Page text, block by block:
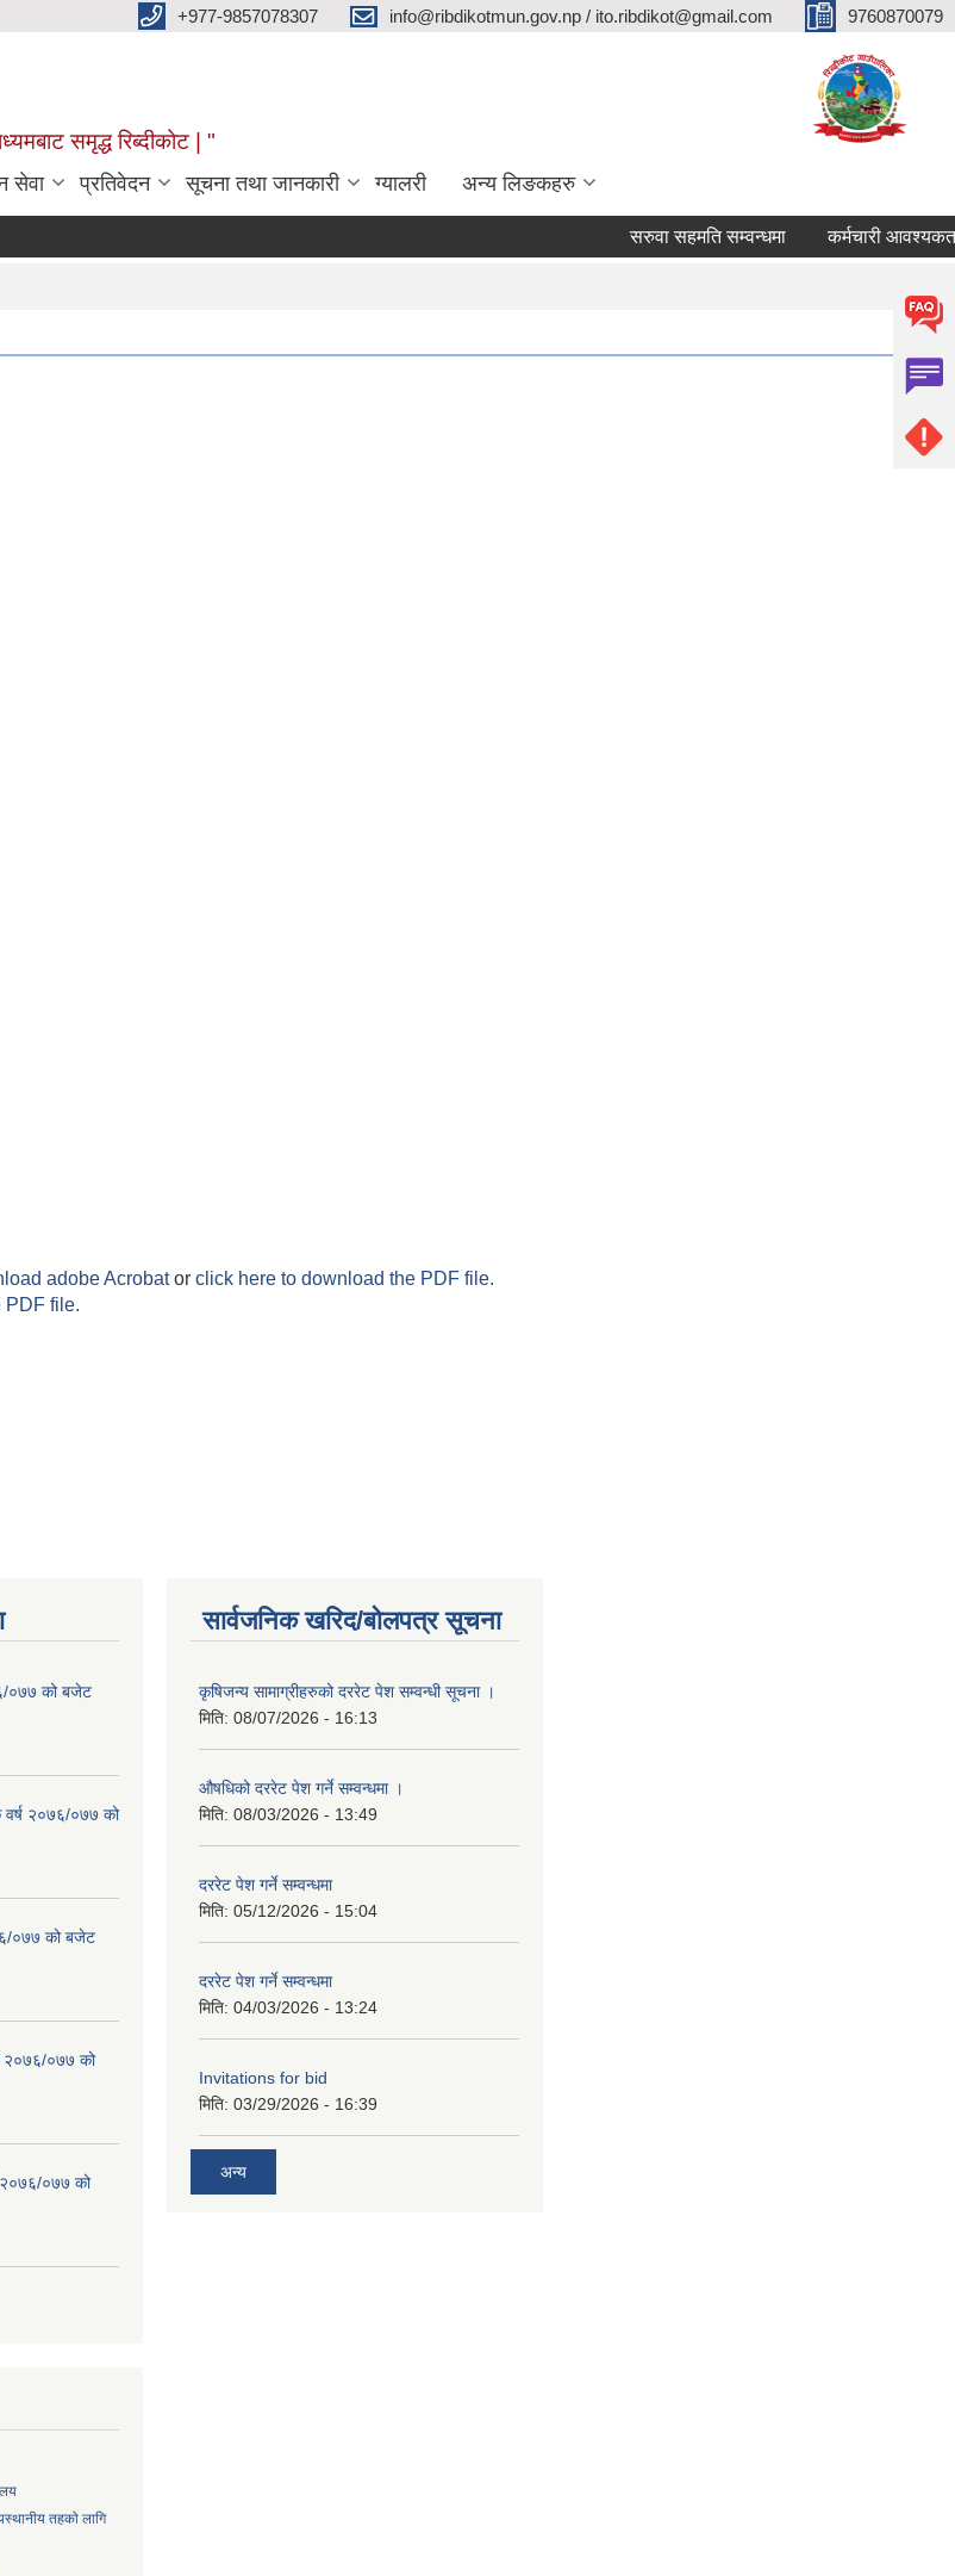
+977-9857078307 info@ribdikotmun.gov.np / ito.ribdikot@gmail.com 9760870079
समृद्ध रिब्दीकोट | "
सेवा प्रतिवेदन सूचना तथा जानकारी ग्यालरी अन्य लिङकहरु
सरुवा सहमति सम्वन्धमा कर्मचारी आवश्यकता
adobe Acrobator click here to download the PDF file.
PDF file.
०७७ को बजेट
वर्ष २०७६/०७७ को
०७७ को बजेट
२०७६/०७७ को
२०७६/०७७ को
सार्वजनिक खरिद/बोलपत्र सूचना
कृषिजन्य सामाग्रीहरुको दररेट पेश सम्वन्धी सूचना ।
मिति: 08/07/2026 - 16:13
औषधिको दररेट पेश गर्ने सम्वन्धमा ।
मिति: 08/03/2026 - 13:49
दररेट पेश गर्ने सम्वन्धमा
मिति: 05/12/2026 - 15:04
दररेट पेश गर्ने सम्वन्धमा
मिति: 04/03/2026 - 13:24
Invitations for bid
मिति: 03/29/2026 - 16:39
अन्य
स्थानीय तहको लागि